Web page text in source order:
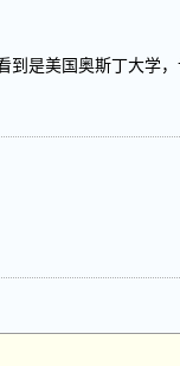
到是美国奥斯丁大学